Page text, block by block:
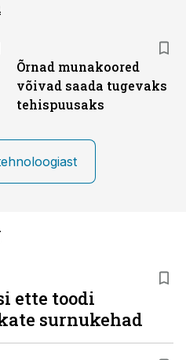
Õrnad munakoored
võivad saada tugevaks
tehispuusaks
ette toodi
surnukehad